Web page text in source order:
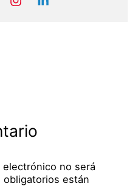
no será
obligatorios están